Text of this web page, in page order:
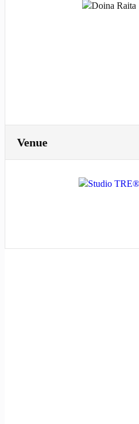
Venue